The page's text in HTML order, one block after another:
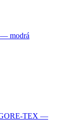
— modrá